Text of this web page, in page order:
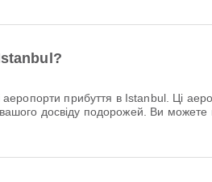
прибуття в Istanbul. Ці
досвіду подорожей. Ви